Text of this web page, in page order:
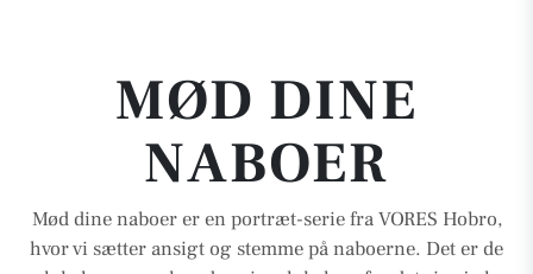
MØD DINE
NABOER
Mød dine naboer er en portræt-serie fra VORES Hobro,
hvor vi sætter ansigt og stemme på naboerne. Det er de